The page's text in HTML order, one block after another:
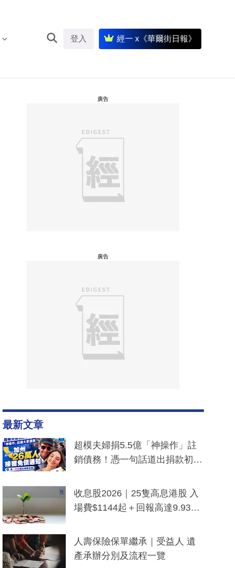
登入 經一 x《華爾街日報》
廣告
廣告
最新文章
超模夫婦捐5.5億「神操作」註
銷債務！憑一句話道出捐款初
一度被誤當詐騙手段
收息股2026｜25隻高息港股 入
場費$1144起＋回報高達9.93
人壽保險保單繼承｜受益人 遺
產承辦分別及流程一覽